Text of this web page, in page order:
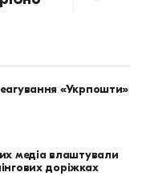
«Укрпошти»
медіа влаштували
доріжках